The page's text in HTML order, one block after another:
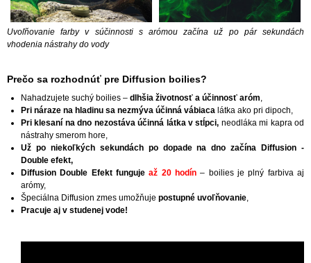
Uvoľňovanie farby v súčinnosti s arómou začína už po pár sekundách
vhodenia nástrahy do vody
Prečo sa rozhodnúť pre Diffusion boilies?
Nahadzujete suchý boilies – dlhšia životnosť a účinnosť aróm,
Pri náraze na hladinu sa nezmýva účinná vábiaca látka ako pri dipoch,
Pri klesaní na dno nezostáva účinná látka v stĺpci, neodláka mi kapra od
nástrahy smerom hore,
Už po niekoľkých sekundách po dopade na dno začína Diffusion -
Double efekt,
Diffusion Double Efekt fungujeaž 20 hodín – boilies je plný farbiva aj
arómy,
Špeciálna Diffusion zmes umožňuje postupné uvoľňovanie,
Pracuje aj v studenej vode!